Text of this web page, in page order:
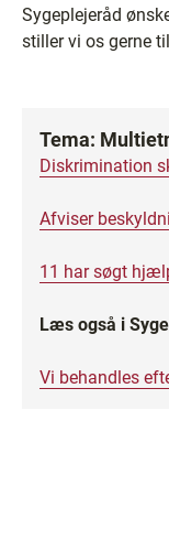
Sygeplejeråd
stiller vi os gerne
Tema:
Diskrimination
Afviser
11 har søgt
Læs også i
Vi behandles